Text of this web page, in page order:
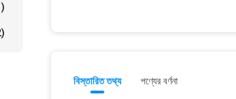
বিস্তারিত তথ্য পণ্যের বর্ণনা